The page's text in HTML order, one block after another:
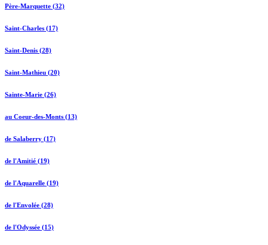
Père-Marquette (32)
Saint-Charles (17)
Saint-Denis (28)
Saint-Mathieu (20)
Sainte-Marie (26)
au Coeur-des-Monts (13)
de Salaberry (17)
de l'Amitié (19)
de l'Aquarelle (19)
de l'Envolée (28)
de l'Odyssée (15)